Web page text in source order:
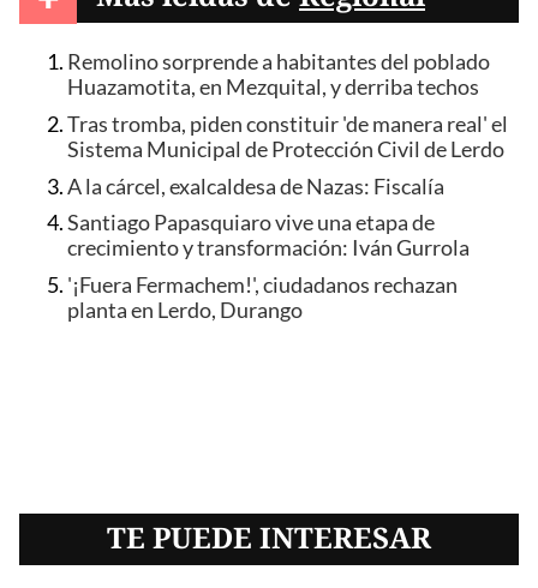
Remolino sorprende a habitantes del poblado
Huazamotita, en Mezquital, y derriba techos
Tras tromba, piden constituir 'de manera real' el
Sistema Municipal de Protección Civil de Lerdo
A la cárcel, exalcaldesa de Nazas: Fiscalía
Santiago Papasquiaro vive una etapa de
crecimiento y transformación: Iván Gurrola
'¡Fuera Fermachem!', ciudadanos rechazan
planta en Lerdo, Durango
TE PUEDE INTERESAR